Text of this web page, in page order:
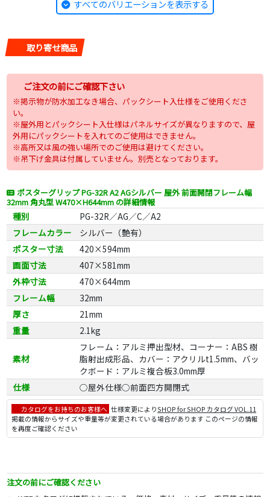
すべてのバリエーションを表示する
取り寄せ商品
ご注文の前にご確認下さい
※掲示物が防水加工なき場合、パックシート入仕様をご使用くださ
い。
※屋外用とパックシート入仕様はパネルサイズが異なりますので、屋
外用にパックシートを入れてのご使用はできません。
※高所又は風の強い場所でのご使用は避けてください。
※吊下げ金具は付属していません。別売となっております。
ポスターグリップ PG-32R A2 AGシルバー 屋外 前面開閉フレーム幅
32mm 角丸型 W470×H644mm の詳細情報
種別
PG-32R／AG／C／A2
フレームカラー
シルバー（艶有）
ポスター寸法
420×594mm
画面寸法
407×581mm
外枠寸法
470×644mm
フレーム幅
32mm
厚さ
21mm
重量
2.1kg
素材
フレーム：アルミ押出型材、コーナー：ABS 樹
脂射出成形品、カバー：アクリルt1.5mm、バッ
クボード：アルミ複合板3.0mm厚
仕様
○屋外仕様○前面四方開閉式
カタログをお持ちのお客様へ 仕様変更によりSHOP for SHOP カタログ VOL.11
掲載の情報からサイズや重量等が変更されている場合があります このページの情報
を再度ご確認ください
注文の前にご確認ください